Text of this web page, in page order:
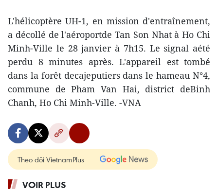
L'hélicoptère UH-1, en mission d'entraînement,
a décollé de l'aéroportde Tan Son Nhat à Ho Chi
Minh-Ville le 28 janvier à 7h15. Le signal aété
perdu 8 minutes après. L'appareil est tombé
dans la forêt decajeputiers dans le hameau N°4,
commune de Pham Van Hai, district deBinh
Chanh, Ho Chi Minh-Ville. -VNA
Theo dõi VietnamPlus
VOIR PLUS